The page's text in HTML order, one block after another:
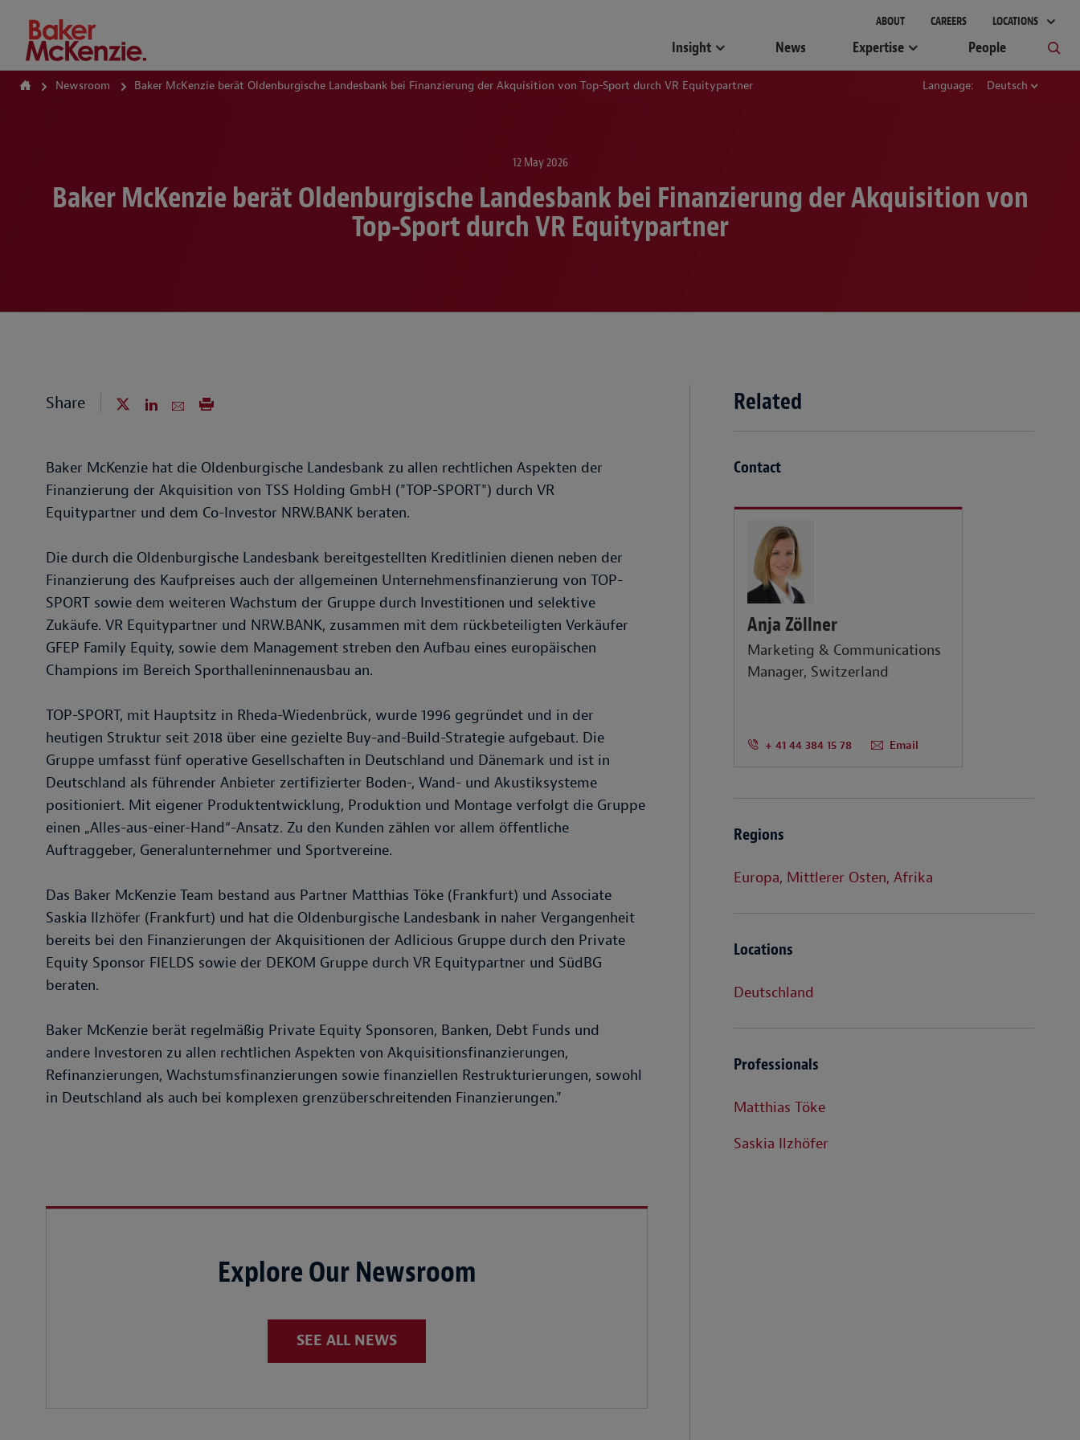
How Can We Help?
ABOUT CAREERS LOCATIONS
Insight News Expertise People
Newsroom Baker McKenzie berät Oldenburgische Landesbank bei Finanzierung der Akquisition von Top-Sport durch VR Equitypartner Language: Deutsch
12 May 2026
Baker McKenzie berät Oldenburgische Landesbank bei Finanzierung der Akquisition von
Top-Sport durch VR Equitypartner
Share
Baker McKenzie hat die Oldenburgische Landesbank zu allen rechtlichen Aspekten der
Finanzierung der Akquisition von TSS Holding GmbH ("TOP-SPORT") durch VR
Equitypartner und dem Co-Investor NRW.BANK beraten.
Die durch die Oldenburgische Landesbank bereitgestellten Kreditlinien dienen neben der
Finanzierung des Kaufpreises auch der allgemeinen Unternehmensfinanzierung von TOP-
SPORT sowie dem weiteren Wachstum der Gruppe durch Investitionen und selektive
Zukäufe. VR Equitypartner und NRW.BANK, zusammen mit dem rückbeteiligten Verkäufer
GFEP Family Equity, sowie dem Management streben den Aufbau eines europäischen
Champions im Bereich Sporthalleninnenausbau an.
TOP-SPORT, mit Hauptsitz in Rheda-Wiedenbrück, wurde 1996 gegründet und in der
heutigen Struktur seit 2018 über eine gezielte Buy-and-Build-Strategie aufgebaut. Die
Gruppe umfasst fünf operative Gesellschaften in Deutschland und Dänemark und ist in
Deutschland als führender Anbieter zertifizierter Boden-, Wand- und Akustiksysteme
positioniert. Mit eigener Produktentwicklung, Produktion und Montage verfolgt die Gruppe
einen „Alles-aus-einer-Hand“-Ansatz. Zu den Kunden zählen vor allem öffentliche
Auftraggeber, Generalunternehmer und Sportvereine.
Das Baker McKenzie Team bestand aus Partner Matthias Töke (Frankfurt) und Associate
Saskia Ilzhöfer (Frankfurt) und hat die Oldenburgische Landesbank in naher Vergangenheit
bereits bei den Finanzierungen der Akquisitionen der Adlicious Gruppe durch den Private
Equity Sponsor FIELDS sowie der DEKOM Gruppe durch VR Equitypartner und SüdBG
beraten.
Baker McKenzie berät regelmäßig Private Equity Sponsoren, Banken, Debt Funds und
andere Investoren zu allen rechtlichen Aspekten von Akquisitionsfinanzierungen,
Refinanzierungen, Wachstumsfinanzierungen sowie finanziellen Restrukturierungen, sowohl
in Deutschland als auch bei komplexen grenzüberschreitenden Finanzierungen."
Explore Our Newsroom
SEE ALL NEWS
Related
Contact
Anja Zöllner
Marketing & Communications
Manager, Switzerland
+ 41 44 384 15 78 Email
Regions
Europa, Mittlerer Osten, Afrika
Locations
Deutschland
Professionals
Matthias Töke
Saskia Ilzhöfer